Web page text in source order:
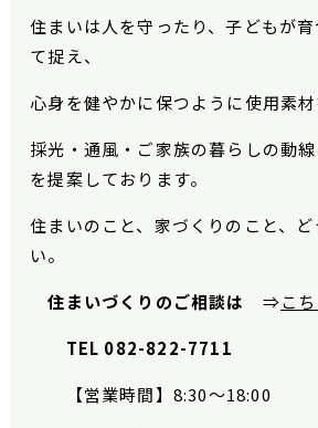
住まいは人を守ったり、子どもが
て捉え、
心身を健やかに保つように使用素材
採光・通風・ご家族の暮らしの動
を提案しております。
住まいのこと、家づくりのこと、
い。
住まいづくりのご相談は
⇒こ
TEL 082-822-7711
【営業時間】 8:30〜18:00